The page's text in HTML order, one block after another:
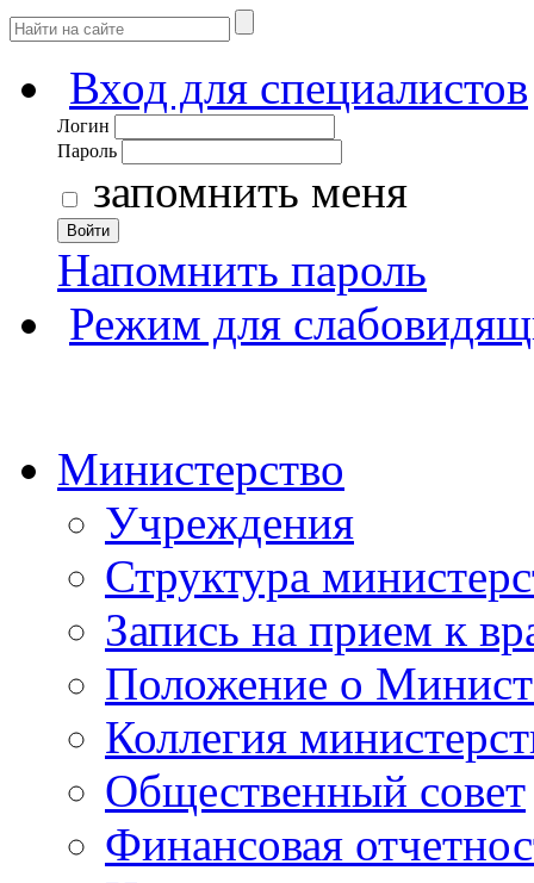
Вход для специалистов
Логин
Пароль
запомнить меня
Войти
Напомнить пароль
Режим для
Министерство
Учреждения
Структура
Запись на прием к
Положение о
Коллегия
Общественный совет
Финансовая